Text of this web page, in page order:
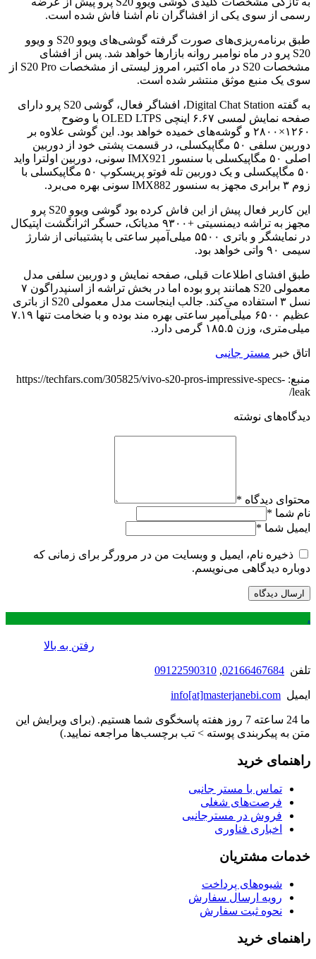
رسمی از سوی یکی از افشاگران نام آشنا فاش شده است.
طبق برنامه‌ریزی‌های صورت گرفته گوشی‌های ویوو S20 و ویوو
S20 پرو در ماه نوامبر روانه بازارها خواهد شد. پس از افشای
مشخصات S20 در ماه اکتبر، امروز لیستی از مشخصات S20 Pro از
سوی یک منبع موثق منتشر شده است.
به گفته Digital Chat Station، افشاگر فعال، گوشی S20 پرو دارای
صفحه نمایش لمسی ۶.۶۷ اینچی OLED LTPS با وضوح
۱۲۶۰×۲۸۰۰ و گوشه‌های خمیده خواهد بود. این گوشی علاوه بر
دوربین سلفی ۵۰ مگاپیکسلی، در قسمت پشتی خود از دوربین
اصلی ۵۰ مگاپیکسلی با سنسور IMX921 سونی، دوربین اولترا واید
۵۰ مگاپیکسلی و یک دوربین تله فوتو پریسکوپ ۵۰ مگاپیکسلی با
زوم ۳ برابری مجهز به سنسور IMX882 سونی بهره می‌برد.
این کاربر فعال پیش از این فاش کرده بود گوشی ویوو S20 پرو
مجهز به تراشه دیمنسیتی +۹۳۰۰ مدیاتک، حسگر اثرانگشت اپتیکال
در نمایشگر و باتری ۵۵۰۰ میلی‌آمپر ساعتی با پشتیبانی از شارژ
سیمی ۹۰ واتی خواهد بود.
طبق افشای اطلاعات قبلی، صفحه نمایش و دوربین سلفی مدل
معمولی S20 همانند پرو بوده اما در بخش تراشه از اسنپدراگون ۷
نسل ۳ استفاده می‌کند. جالب اینجاست مدل معمولی S20 از باتری
عظیم ۶۵۰۰ میلی‌آمپر ساعتی بهره مند بوده و با ضخامت تنها ۷.۱۹
میلی‌متری، وزن ۱۸۵.۵ گرمی دارد.
اتاق خبر مستر جانبی
منبع: https://techfars.com/305825/vivo-s20-pros-impressive-specs-
leak/
دیدگاه‌های نوشته
محتوای دیدگاه *
نام شما *
ایمیل شما *
ذخیره نام، ایمیل و وبسایت من در مرورگر برای زمانی که
دوباره دیدگاهی می‌نویسم.
.
رفتن به بالا
تلفن 02166467684
,
09122590310
ایمیل info[at]masterjanebi.com
ما 24 ساعته 7 روز هفته پاسخگوی شما هستیم. (برای ویرایش این
متن به پیکربندی پوسته > تب برچسب‌ها مراجعه نمایید.)
راهنمای خرید
تماس با مستر جانبی
فرصت‌های شغلی
فروش در مسترجانبی
اخباری فناوری
خدمات مشتریان
شیوه‌های پرداخت
رویه ارسال سفارش
نحوه ثبت سفارش
راهنمای خرید